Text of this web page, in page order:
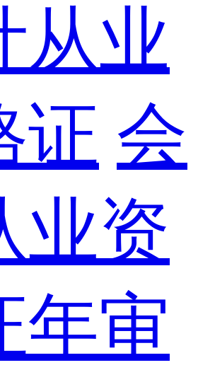
从业
证 会
业资
年审